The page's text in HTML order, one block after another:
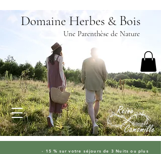
Une Parenthèse de Nature
Domaine Herbes & Bois
- 15 % sur votre séjours de 3 Nuits ou plus